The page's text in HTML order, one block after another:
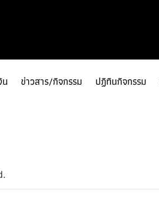
น ข่าวสาร/กิจกรรม ปฏิทินกิจกรรม